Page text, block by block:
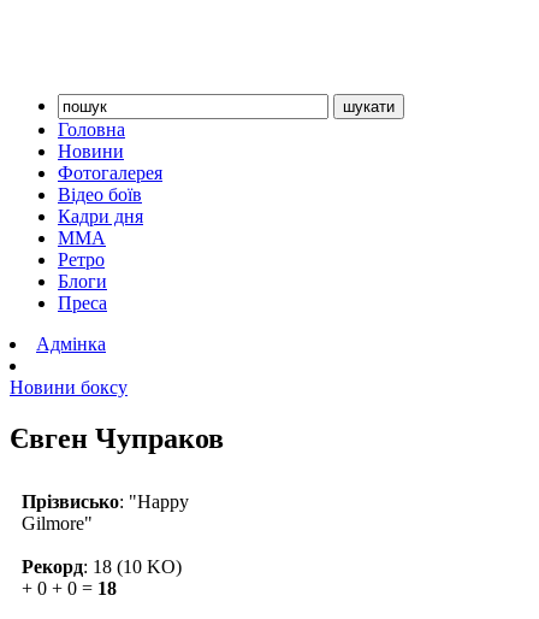
Головна
Новини
Фотогалерея
Відео боїв
Кадри дня
ММА
Ретро
Блоги
Преса
Адмінка
Новини боксу
Євген Чупраков
Прізвисько: "Happy
Gilmore"
Рекорд: 18 (10 KO)
+ 0 + 0 = 18